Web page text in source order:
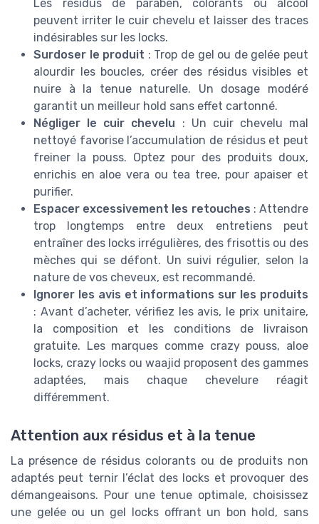
Les résidus de paraben, colorants ou alcool
peuvent irriter le cuir chevelu et laisser des traces
indésirables sur les locks.
Surdoser le produit : Trop de gel ou de gelée peut
alourdir les boucles, créer des résidus visibles et
nuire à la tenue naturelle. Un dosage modéré
garantit un meilleur hold sans effet cartonné.
Négliger le cuir chevelu : Un cuir chevelu mal
nettoyé favorise l’accumulation de résidus et peut
freiner la pouss. Optez pour des produits doux,
enrichis en aloe vera ou tea tree, pour apaiser et
purifier.
Espacer excessivement les retouches : Attendre
trop longtemps entre deux entretiens peut
entraîner des locks irrégulières, des frisottis ou des
mèches qui se défont. Un suivi régulier, selon la
nature de vos cheveux, est recommandé.
Ignorer les avis et informations sur les produits
: Avant d’acheter, vérifiez les avis, le prix unitaire,
la composition et les conditions de livraison
gratuite. Les marques comme crazy pouss, aloe
locks, crazy locks ou waajid proposent des gammes
adaptées, mais chaque chevelure réagit
différemment.
Attention aux résidus et à la tenue
La présence de résidus colorants ou de produits non
adaptés peut ternir l’éclat des locks et provoquer des
démangeaisons. Pour une tenue optimale, choisissez
une gelée ou un gel locks offrant un bon hold, sans